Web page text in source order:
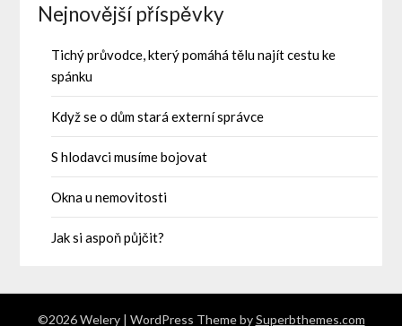
Nejnovější příspěvky
Tichý průvodce, který pomáhá tělu najít cestu ke
spánku
Když se o dům stará externí správce
S hlodavci musíme bojovat
Okna u nemovitosti
Jak si aspoň půjčit?
©2026 Welery | WordPress Theme bySuperbthemes.com